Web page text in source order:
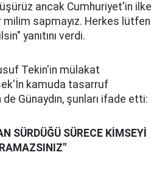
ancak Cumhuriyet'in ilke
sapmayız. Herkes lütfen
yanıtını verdi.
Tekin'in mülakat
kamuda tasarruf
Günaydın, şunları ifade etti:
SÜRDÜĞÜ SÜRECE KİMSEYİ